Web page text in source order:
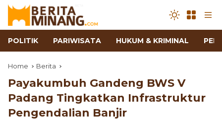
POLITIK PARIWISATA HUKUM & KRIMINAL
Home Berita
Payakumbuh Gandeng BWS V
Padang Tingkatkan Infrastruktur
Pengendalian Banjir